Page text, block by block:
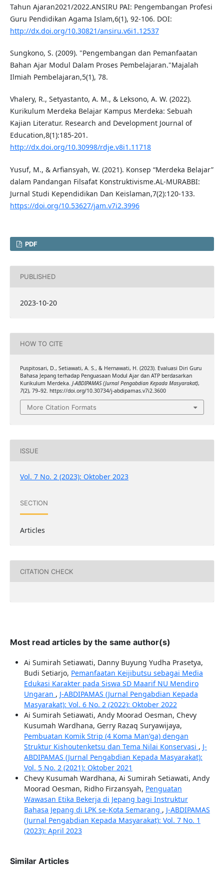
Tahun Ajaran2021/2022.ANSIRU PAI: Pengembangan Profesi
Guru Pendidikan Agama Islam,6(1), 92-106. DOI:
http://dx.doi.org/10.30821/ansiru.v6i1.12537
Sungkono, S. (2009). "Pengembangan dan Pemanfaatan
Bahan Ajar Modul Dalam Proses Pembelajaran."Majalah
Ilmiah Pembelajaran,5(1), 78.
Vhalery, R., Setyastanto, A. M., & Leksono, A. W. (2022).
Kurikulum Merdeka Belajar Kampus Merdeka: Sebuah
Kajian Literatur. Research and Development Journal of
Education,8(1):185-201.
http://dx.doi.org/10.30998/rdje.v8i1.11718
Yusuf, M., & Arfiansyah, W. (2021). Konsep “Merdeka Belajar”
dalam Pandangan Filsafat Konstruktivisme.AL-MURABBI:
Jurnal Studi Kependidikan Dan Keislaman,7(2):120-133.
https://doi.org/10.53627/jam.v7i2.3996
PDF
PUBLISHED
2023-10-20
HOW TO CITE
Puspitosari, D., Setiawati, A. S., & Hernawati, H. (2023). Evaluasi Diri Guru
Bahasa Jepang terhadap Penguasaan Modul Ajar dan ATP berdasarkan
Kurikulum Merdeka. J-ABDIPAMAS (Jurnal Pengabdian Kepada Masyarakat),
7(2), 79–92. https://doi.org/10.30734/j-abdipamas.v7i2.3600
More Citation Formats
ISSUE
Vol. 7 No. 2 (2023): Oktober 2023
SECTION
Articles
CITATION CHECK
Most read articles by the same author(s)
Ai Sumirah Setiawati, Danny Buyung Yudha Prasetya,
Budi Setiarjo, Pemanfaatan Keijibutsu sebagai Media
Edukasi Karakter pada Siswa SD Maarif NU Mendiro
Ungaran , J-ABDIPAMAS (Jurnal Pengabdian Kepada
Masyarakat): Vol. 6 No. 2 (2022): Oktober 2022
Ai Sumirah Setiawati, Andy Moorad Oesman, Chevy
Kusumah Wardhana, Gerry Razaq Suryawijaya,
Pembuatan Komik Strip (4 Koma Man’ga) dengan
Struktur Kishoutenketsu dan Tema Nilai Konservasi , J-
ABDIPAMAS (Jurnal Pengabdian Kepada Masyarakat):
Vol. 5 No. 2 (2021): Oktober 2021
Chevy Kusumah Wardhana, Ai Sumirah Setiawati, Andy
Moorad Oesman, Ridho Firzansyah, Penguatan
Wawasan Etika Bekerja di Jepang bagi Instruktur
Bahasa Jepang di LPK se-Kota Semarang , J-ABDIPAMAS
(Jurnal Pengabdian Kepada Masyarakat): Vol. 7 No. 1
(2023): April 2023
Similar Articles